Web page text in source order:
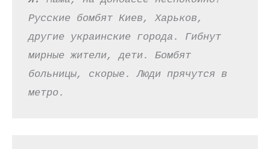
Русские бомбят Киев, Харьков,
другие украинские города. Гибнут
мирные жители, дети. Бомбят
больницы, скорые. Люди прячутся в
метро.